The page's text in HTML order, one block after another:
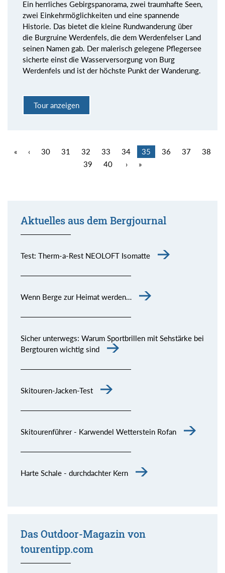
Ein herrliches Gebirgspanorama, zwei traumhafte Seen,
zwei Einkehrmöglichkeiten und eine spannende
Historie. Das bietet die kleine Rundwanderung über
die Burgruine Werdenfels, die dem Werdenfelser Land
seinen Namen gab. Der malerisch gelegene Pflegersee
sicherte einst die Wasserversorgung von Burg
Werdenfels und ist der höchste Punkt der Wanderung.
Tour anzeigen
« ‹ 30 31 32 33 34 35 36 37
38
39
40 › »
Aktuelles aus dem Bergjournal
Test: Therm-a-Rest NEOLOFT Isomatte
Wenn Berge zur Heimat werden…
Sicher unterwegs: Warum Sportbrillen mit Sehstärke bei
Bergtouren wichtig sind
Skitouren-Jacken-Test
Skitourenführer - Karwendel Wetterstein Rofan
Harte Schale - durchdachter Kern
Das Outdoor-Magazin von
tourentipp.com